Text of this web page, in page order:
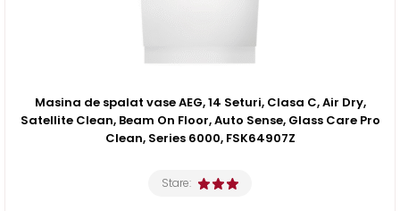
Masina de spalat vase AEG, 14 Seturi, Clasa C, Air Dry,
Satellite Clean, Beam On Floor, Auto Sense, Glass Care Pro
Clean, Series 6000, FSK64907Z
Stare: